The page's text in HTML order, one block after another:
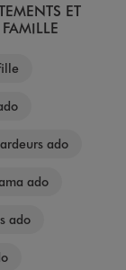
ET
ado
ado
ado